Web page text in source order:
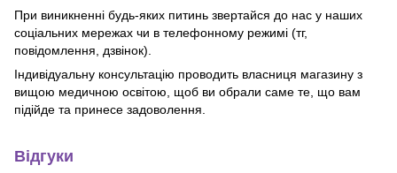
При виникненні будь-яких питинь звертайся до нас у наших
соціальних мережах чи в телефонному режимі (тг,
повідомлення, дзвінок).
Індивідуальну консультацію проводить власниця магазину з
вищою медичною освітою, щоб ви обрали саме те, що вам
підійде та принесе задоволення.
Відгуки